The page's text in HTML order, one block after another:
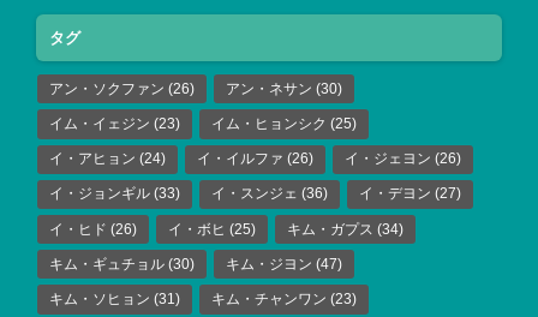
タグ
アン・ソクファン (26) アン・ネサン (30)
イム・イェジン (23) イム・ヒョンシク (25)
イ・アヒョン (24) イ・イルファ (26) イ・ジェヨン (26)
イ・ジョンギル (33) イ・スンジェ (36) イ・デヨン (27)
イ・ヒド (26) イ・ボヒ (25) キム・ガプス (34)
キム・ギュチョル (30) キム・ジヨン (47)
キム・ソヒョン (31) キム・チャンワン (23)